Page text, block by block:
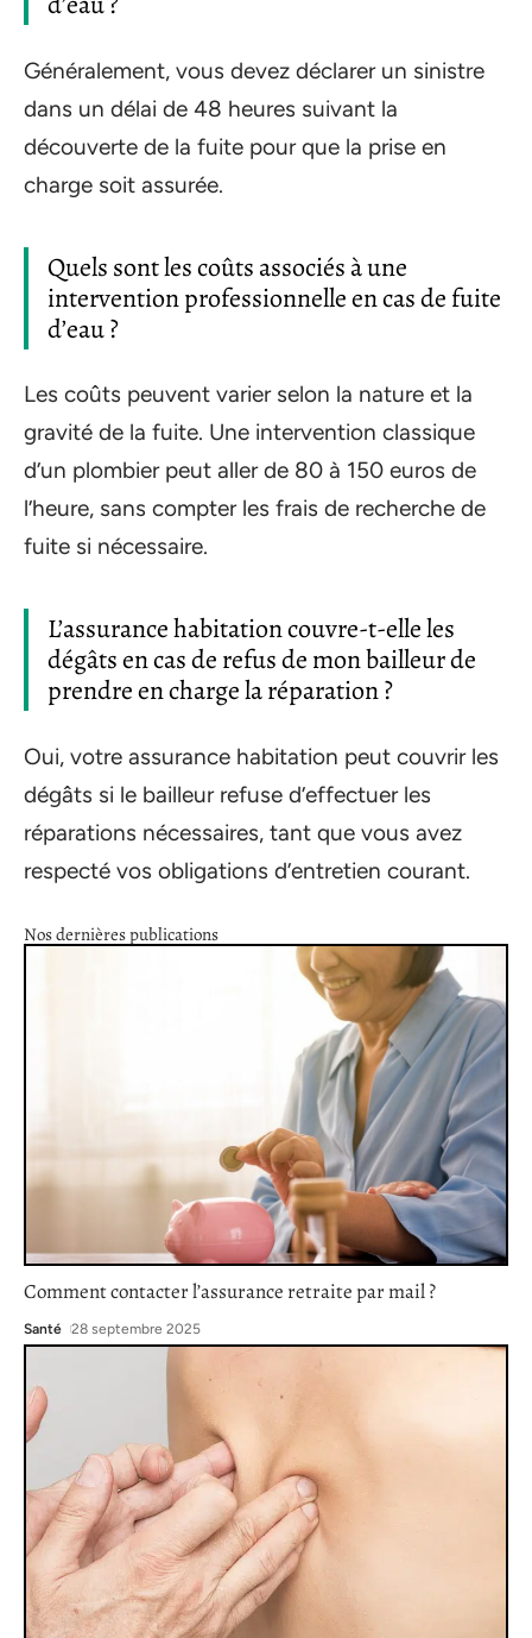
Généralement, vous devez déclarer un sinistre
dans un délai de 48 heures suivant la
découverte de la fuite pour que la prise en
charge soit assurée.
Quels sont les coûts associés à une
intervention professionnelle en cas de fuite
d’eau ?
Les coûts peuvent varier selon la nature et la
gravité de la fuite. Une intervention classique
d’un plombier peut aller de 80 à 150 euros de
l’heure, sans compter les frais de recherche de
fuite si nécessaire.
L’assurance habitation couvre-t-elle les
dégâts en cas de refus de mon bailleur de
prendre en charge la réparation ?
Oui, votre assurance habitation peut couvrir les
dégâts si le bailleur refuse d’effectuer les
réparations nécessaires, tant que vous avez
respecté vos obligations d’entretien courant.
Nos dernières publications
Comment contacter l’assurance retraite par mail ?
Santé 28 septembre 2025